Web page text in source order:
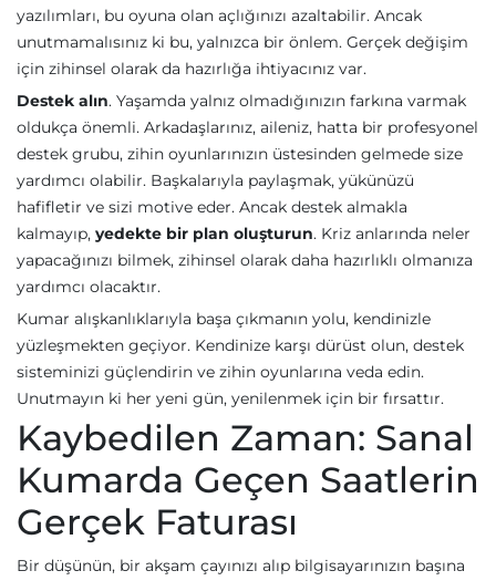
yazılımları, bu oyuna olan açlığınızı azaltabilir. Ancak
unutmamalısınız ki bu, yalnızca bir önlem. Gerçek değişim
için zihinsel olarak da hazırlığa ihtiyacınız var.
Destek alın. Yaşamda yalnız olmadığınızın farkına varmak
oldukça önemli. Arkadaşlarınız, aileniz, hatta bir profesyonel
destek grubu, zihin oyunlarınızın üstesinden gelmede size
yardımcı olabilir. Başkalarıyla paylaşmak, yükünüzü
hafifletir ve sizi motive eder. Ancak destek almakla
kalmayıp, yedekte bir plan oluşturun. Kriz anlarında neler
yapacağınızı bilmek, zihinsel olarak daha hazırlıklı olmanıza
yardımcı olacaktır.
Kumar alışkanlıklarıyla başa çıkmanın yolu, kendinizle
yüzleşmekten geçiyor. Kendinize karşı dürüst olun, destek
sisteminizi güçlendirin ve zihin oyunlarına veda edin.
Unutmayın ki her yeni gün, yenilenmek için bir fırsattır.
Kaybedilen Zaman: Sanal
Kumarda Geçen Saatlerin
Gerçek Faturası
Bir düşünün, bir akşam çayınızı alıp bilgisayarınızın başına